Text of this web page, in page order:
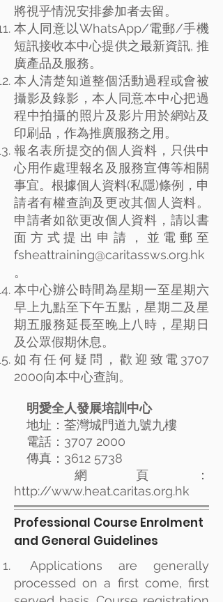
將視乎情況安排參加者去留。
本人同意以WhatsApp/電郵/手機
短訊接收本中心提供之最新資訊, 推
廣產品及服務。
本人清楚知道整個活動過程或會被
攝影及錄影，本人同意本中心把過
程中拍攝的照片及影片用於網站及
印刷品，作為推廣服務之用。
報名表所提交的個人資料，只供中
心用作處理報名及服務宣傳等相關
事宜。根據個人資料(私隱)條例，申
請者有權查詢及更改其個人資料。
申請者如欲更改個人資料，請以書
面方式提出申請，並電郵至
fsheattraining@caritassws.org.hk
。
本中心辦公時間為星期一至星期六
早上九點至下午五點，星期二及星
期五服務延長至晚上八時，星期日
及公眾假期休息。
如有任何疑問，歡迎致電3707
2000向本中心查詢。
明愛全人發展培訓中心
地址：荃灣城門道九號九樓
電話：3707 2000
傳真：3612 5738
網頁：
http://www.heat.caritas.org.hk
Professional Course Enrolment
and General Guidelines
Applications are generally
processed on a first come, first